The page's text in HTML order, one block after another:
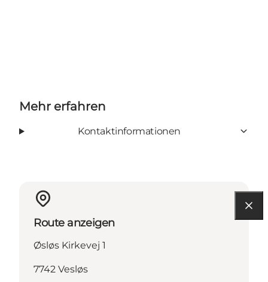
Mehr erfahren
Kontaktinformationen
Route anzeigen
Øsløs Kirkevej 1
7742 Vesløs